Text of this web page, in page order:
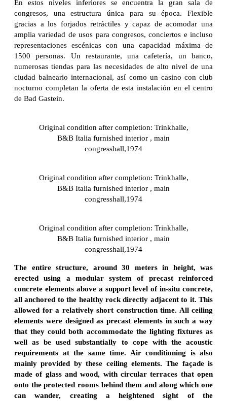
En estos niveles inferiores se encuentra la gran sala de
congresos, una estructura única para su época. Flexible
gracias a los forjados retráctiles y capaz de acomodar una
amplia variedad de usos para congresos, conciertos e incluso
representaciones escénicas con una capacidad máxima de
1500 personas. Un restaurante, una cafetería, un banco,
numerosas tiendas para las necesidades de alto nivel de una
ciudad balneario internacional, así como un casino con club
nocturno completan la oferta de esta instalación en el centro
de Bad Gastein.
Original condition after completion: Trinkhalle,
B&B Italia furnished interior , main
congresshall,1974
Original condition after completion: Trinkhalle,
B&B Italia furnished interior , main
congresshall,1974
Original condition after completion: Trinkhalle,
B&B Italia furnished interior , main
congresshall,1974
The entire structure, around 30 meters in height, was
erected using a modular system of precast reinforced
concrete elements above a support level of in-situ concrete,
all anchored to the healthy rock directly adjacent to it. This
allowed for a relatively short construction time. All ceiling
elements were designed as precast elements in such a way
that they could both accommodate the lighting fixtures as
well as be used substantially to cope with the acoustic
requirements at the same time. Air conditioning is also
mainly provided by these ceiling elements. The façade is
made of glass and wood, with circular terraces that open
onto the protected rooms behind them and along which one
can wander, creating a heightened sight of the